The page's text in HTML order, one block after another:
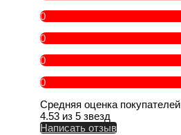
0
0
0
0
Средняя оценка покупателей
4.53 из 5 звезд
Написать отзыв